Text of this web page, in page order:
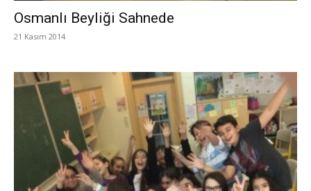
Osmanlı Beyliği Sahnede
21 Kasım 2014